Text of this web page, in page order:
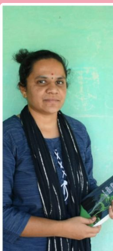
ಮೇಘ
ಕವಿತೆ-
ನೀನೇಕೆ
ಸಿಡುಕಿಯಾದೆ?